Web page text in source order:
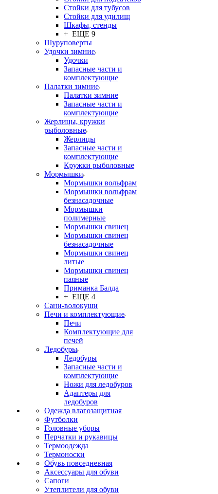
Стойки для тубусов
Стойки для удилищ
Шкафы, стенды
+ ЕЩЕ 9
Шуруповерты
Удочки зимние
Удочки
Запасные части и
комплектующие
Палатки зимние
Палатки зимние
Запасные части и
комплектующие
Жерлицы, кружки
рыболовные
Жерлицы
Запасные части и
комплектующие
Кружки рыболовные
Мормышки
Мормышки вольфрам
Мормышки вольфрам
безнасадочные
Мормышки
полимерные
Мормышки свинец
Мормышки свинец
безнасадочные
Мормышки свинец
литые
Мормышки свинец
паяные
Приманка Балда
+ ЕЩЕ 4
Сани-волокуши
Печи и комплектующие
Печи
Комплектующие для
печей
Ледобуры
Ледобуры
Запасные части и
комплектующие
Ножи для ледобуров
Адаптеры для
ледобуров
Одежда влагозащитная
Футболки
Головные уборы
Перчатки и рукавицы
Термоодежда
Термоноски
Обувь повседневная
Аксессуары для обуви
Сапоги
Утеплители для обуви